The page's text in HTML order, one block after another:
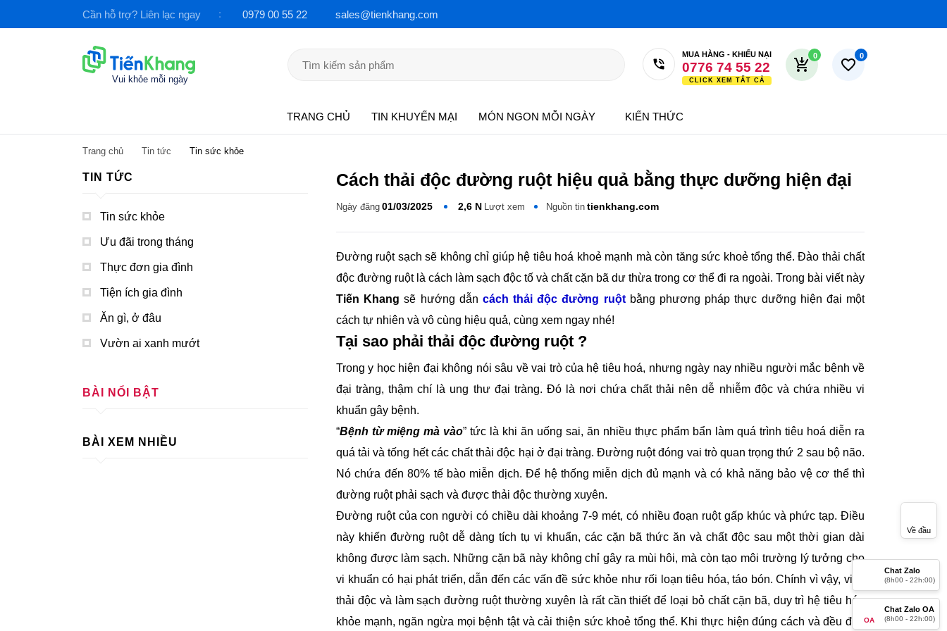
Cần hỗ trợ? Liên lạc ngay 0979 00 55 22 sales@tienkhang.com
0
0
MUA HÀNG - KHIẾU NẠI
0776 74 55 22
0979 00 55 22
0978 17 45 30
TRANG CHỦ TIN KHUYẾN MẠI MÓN NGON MỖI NGÀY KIẾN THỨC
Trang chủ Tin tức Tin sức khỏe
Cách thải độc đường ruột hiệu quả bằng thực dưỡng hiện đại
Ngày đăng 01/03/2025 2,6 N Lượt xem Nguồn tin tienkhang.com
Đường ruột sạch sẽ không chỉ giúp hệ tiêu hoá khoẻ mạnh mà còn tăng sức khoẻ tổng thể. Đào thải chất độc
đường ruột là cách làm sạch độc tố và chất cặn bã dư thừa trong cơ thể đi ra ngoài. Trong bài viết nàyTiến
Khangsẽ hướng dẫncách thải độc đường ruộtbằng phương pháp thực dưỡng hiện đại một cách tự nhiên
và vô cùng hiệu quả, cùng xem ngay nhé!
Tại sao phải thải độc đường ruột ?
Trong y học hiện đại không nói sâu về vai trò của hệ tiêu hoá, nhưng ngày nay nhiều người mắc bệnh về đại
tràng, thậm chí là ung thư đại tràng. Đó là nơi chứa chất thải nên dễ nhiễm độc và chứa nhiều vi khuẩn gây
bệnh.
“Bệnh từ miệng mà vào” tức là khi ăn uống sai, ăn nhiều thực phẩm bẩn làm quá trình tiêu hoá diễn ra quá tải
và tống hết các chất thải độc hại ở đại tràng. Đường ruột đóng vai trò quan trọng thứ 2 sau bộ não. Nó chứa
đến 80% tế bào miễn dịch. Để hệ thống miễn dịch đủ mạnh và có khả năng bảo vệ cơ thể thì đường ruột phải
sạch và được thải độc thường xuyên.
Đường ruột của con người có chiều dài khoảng 7-9 mét, có nhiều đoạn ruột gấp khúc và phức tạp. Điều này
khiến đường ruột dễ dàng tích tụ vi khuẩn, các cặn bã thức ăn và chất độc sau một thời gian dài không được
làm sạch. Những cặn bã này không chỉ gây ra mùi hôi, mà còn tạo môi trường lý tưởng cho vi khuẩn có hại
phát triển, dẫn đến các vấn đề sức khỏe như rối loạn tiêu hóa, táo bón. Chính vì vậy, việc thải độc và làm
sạch đường ruột thường xuyên là rất cần thiết để loại bỏ chất cặn bã, duy trì hệ tiêu hóa khỏe mạnh, ngăn
ngừa mọi bệnh tật và cải thiện sức khoẻ tổng thể. Khi thực hiện đúng cách và đều đặn sẽ mang lại những lợi
TIN TỨC
Tin sức khỏe
Ưu đãi trong tháng
Thực đơn gia đình
Tiện ích gia đình
Ăn gì, ở đâu
Vườn ai xanh mướt
BÀI NỔI BẬT
BÀI XEM NHIỀU
Chat Zalo
Chat Zalo OA
Về đầu